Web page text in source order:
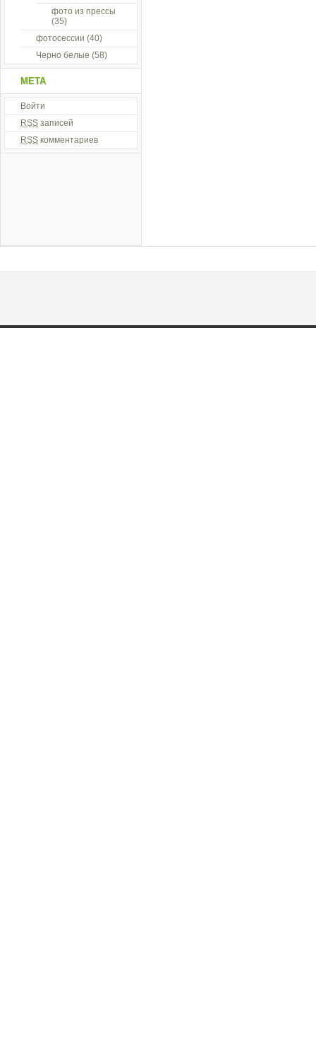
фото из прессы
(35)
фотосессии (40)
Черно белые (58)
МЕТА
Войти
RSS записей
RSS комментариев